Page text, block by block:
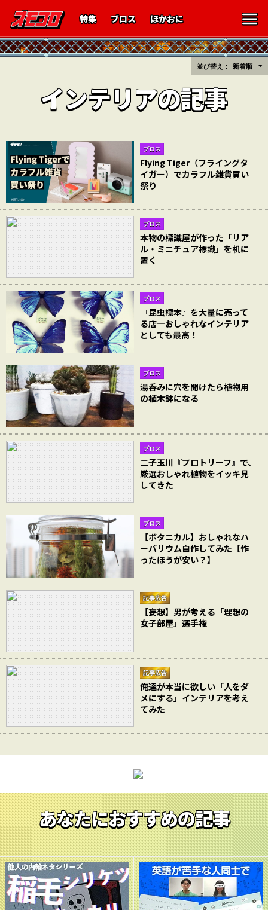
特集 ブロス ほかおに
インテリアの記事
並び替え： 新着順
ブロス
Flying Tiger（フライングタ
イガー）でカラフル雑貨買い
祭り
ブロス
本物の標識屋が作った「リア
ル・ミニチュア標識」を机に
置く
ブロス
『昆虫標本』を大量に売って
る店―おしゃれなインテリア
としても最高！
ブロス
湯呑みに穴を開けたら植物用
の植木鉢になる
ブロス
二子玉川『プロトリーフ』で、
厳選おしゃれ植物をイッキ見
してきた
ブロス
【ボタニカル】おしゃれなハ
ーバリウム自作してみた【作
ったほうが安い？】
記事広告
【妄想】男が考える「理想の
女子部屋」選手権
記事広告
俺達が本当に欲しい「人をダ
メにする」インテリアを考え
てみた
あなたにおすすめの記事